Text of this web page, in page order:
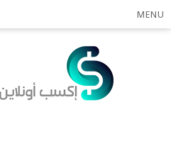
MENU